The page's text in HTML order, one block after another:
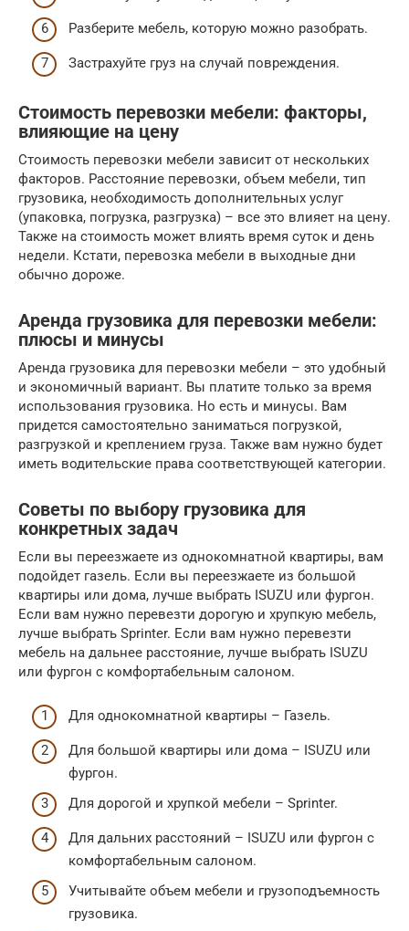
Разберите мебель, которую можно разобрать.
Застрахуйте груз на случай повреждения.
Стоимость перевозки мебели: факторы,
влияющие на цену
Стоимость перевозки мебели зависит от нескольких
факторов. Расстояние перевозки, объем мебели, тип
грузовика, необходимость дополнительных услуг
(упаковка, погрузка, разгрузка) – все это влияет на цену.
Также на стоимость может влиять время суток и день
недели. Кстати, перевозка мебели в выходные дни
обычно дороже.
Аренда грузовика для перевозки мебели:
плюсы и минусы
Аренда грузовика для перевозки мебели – это удобный
и экономичный вариант. Вы платите только за время
использования грузовика. Но есть и минусы. Вам
придется самостоятельно заниматься погрузкой,
разгрузкой и креплением груза. Также вам нужно будет
иметь водительские права соответствующей категории.
Советы по выбору грузовика для
конкретных задач
Если вы переезжаете из однокомнатной квартиры, вам
подойдет газель. Если вы переезжаете из большой
квартиры или дома, лучше выбрать ISUZU или фургон.
Если вам нужно перевезти дорогую и хрупкую мебель,
лучше выбрать Sprinter. Если вам нужно перевезти
мебель на дальнее расстояние, лучше выбрать ISUZU
или фургон с комфортабельным салоном.
Для однокомнатной квартиры – Газель.
Для большой квартиры или дома – ISUZU или
фургон.
Для дорогой и хрупкой мебели – Sprinter.
Для дальних расстояний – ISUZU или фургон с
комфортабельным салоном.
Учитывайте объем мебели и грузоподъемность
грузовика.